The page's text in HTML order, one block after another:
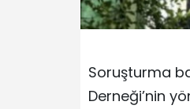
Soruşturma
Derneği’nin